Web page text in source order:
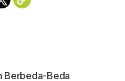
Berbeda-Beda